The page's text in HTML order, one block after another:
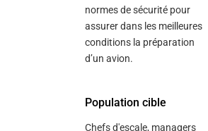
normes de sécurité pour
assurer dans les meilleures
conditions la préparation
d’un avion.
Population cible
Chefs d'escale, managers